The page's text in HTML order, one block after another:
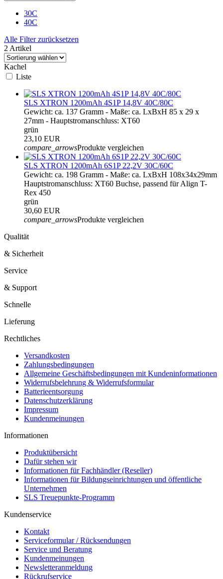
30C
40C
Alle Filter zurücksetzen
2 Artikel
Kachel
Liste
SLS XTRON 1200mAh 4S1P 14,8V 40C/80C
Gewicht: ca. 137 Gramm - Maße: ca. LxBxH 85 x 29 x
27mm - Hauptstromanschluss: XT60
grün
23,10 EUR
compare_arrowsProdukte vergleichen
SLS XTRON 1200mAh 6S1P 22,2V 30C/60C
Gewicht: ca. 198 Gramm - Maße: ca. LxBxH 108x34x29mm
Hauptstromanschluss: XT60 Buchse, passend für Align T-
Rex 450
grün
30,60 EUR
compare_arrowsProdukte vergleichen
Qualität
& Sicherheit
Service
& Support
Schnelle
Lieferung
Rechtliches
Versandkosten
Zahlungsbedingungen
Allgemeine Geschäftsbedingungen mit Kundeninformationen
Widerrufsbelehrung & Widerrufsformular
Batterieentsorgung
Datenschutzerklärung
Impressum
Kundenmeinungen
Informationen
Produktübersicht
Dafür stehen wir
Informationen für Fachhändler (Reseller)
Informationen für Bildungseinrichtungen und öffentliche
Unternehmen
SLS Treuepunkte-Programm
Kundenservice
Kontakt
Serviceformular / Rücksendungen
Service und Beratung
Kundenmeinungen
Newsletteranmeldung
Rückrufservice